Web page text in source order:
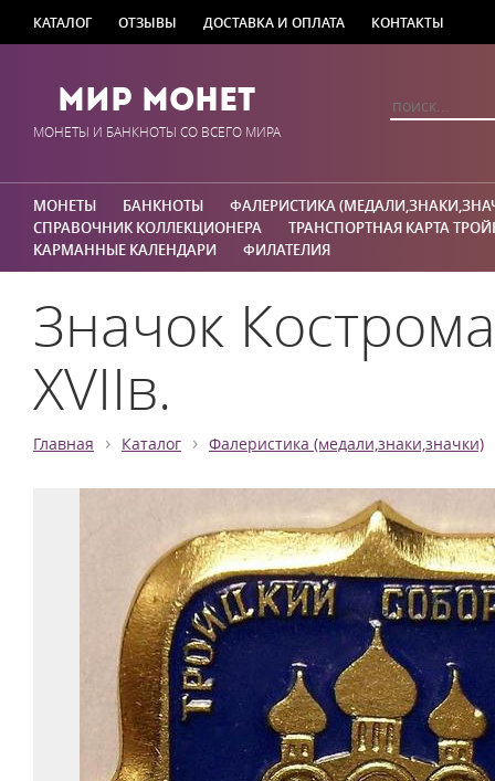
КАТАЛОГ ОТЗЫВЫ ДОСТАВКА И ОПЛАТА КОНТАКТЫ
Мир Монет
МОНЕТЫ И БАНКНОТЫ СО ВСЕГО МИРА
МОНЕТЫ БАНКНОТЫ
ФАЛЕРИСТИКА
СПРАВОЧНИК КОЛЛЕКЦИОНЕРА
ТРАНСПОРТНАЯ КАРТА
КАРМАННЫЕ КАЛЕНДАРИ
ФИЛАТЕЛИЯ
Значок
XVIIв.
Главная › Каталог › Фалеристика (медали,знаки,значки)